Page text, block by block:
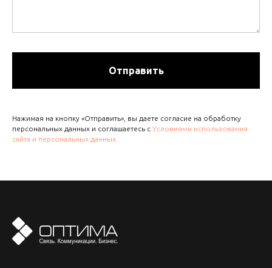
Отправить
Нажимая на кнопку «Отправить», вы даете согласие на обработку
персональных данных и соглашаетесь с Условиями использования
сайта и персональных данных.